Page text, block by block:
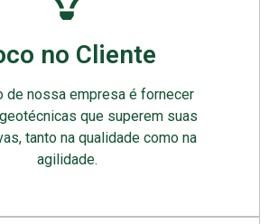
no Cliente
de nossa empresa é fornecer
que superem suas
tanto na qualidade como na
agilidade.